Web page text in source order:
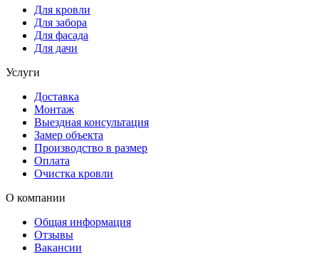
Для кровли
Для забора
Для фасада
Для дачи
Услуги
Доставка
Монтаж
Выездная консультация
Замер объекта
Производство в размер
Оплата
Очистка кровли
О компании
Общая информация
Отзывы
Вакансии